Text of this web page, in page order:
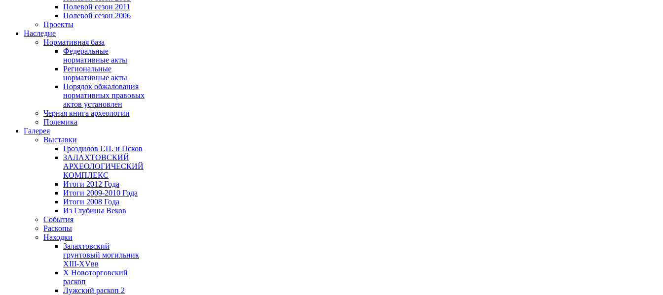
Полевой сезон 2011
Полевой сезон 2006
Проекты
Наследие
Нормативная база
Федеральные
нормативные акты
Региональные
нормативные акты
Порядок обжалования
нормативных правовых
актов установлен
Черная книга археологии
Полемика
Галерея
Выставки
Гроздилов Г.П. и Псков
ЗАЛАХТОВСКИЙ
АРХЕОЛОГИЧЕСКИЙ
КОМПЛЕКС
Итоги 2012 Года
Итоги 2009-2010 Года
Итоги 2008 Года
Из Глубины Веков
События
Раскопы
Находки
Залахтовский
грунтовый могильник
XIII-XVвв
X Новоторговский
раскоп
Лужский раскоп 2